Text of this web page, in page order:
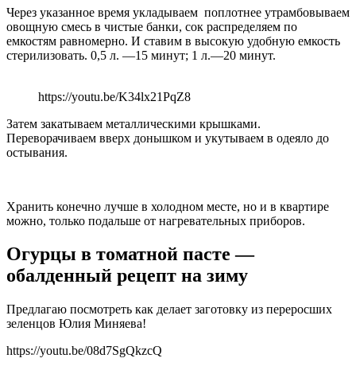
Через указанное время укладываем поплотнее утрамбовываем
овощную смесь в чистые банки, сок распределяем по
емкостям равномерно. И ставим в высокую удобную емкость
стерилизовать. 0,5 л. —15 минут; 1 л.—20 минут.
https://youtu.be/K34lx21PqZ8
Затем закатываем металлическими крышками.
Переворачиваем вверх донышком и укутываем в одеяло до
остывания.
Хранить конечно лучше в холодном месте, но и в квартире
можно, только подальше от нагревательных приборов.
Огурцы в томатной пасте —
обалденный рецепт на зиму
Предлагаю посмотреть как делает заготовку из переросших
зеленцов Юлия Миняева!
https://youtu.be/08d7SgQkzcQ